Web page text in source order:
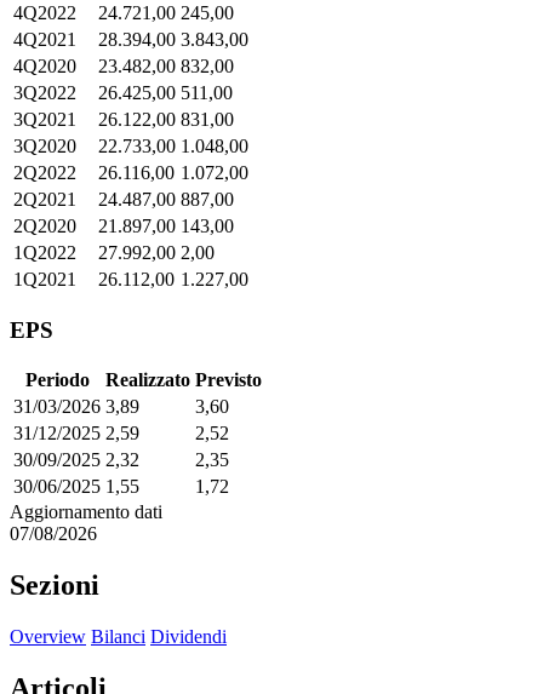
4Q2022
24.721,00 245,00
4Q2021
28.394,00 3.843,00
4Q2020
23.482,00 832,00
3Q2022
26.425,00 511,00
3Q2021
26.122,00 831,00
3Q2020
22.733,00 1.048,00
2Q2022
26.116,00 1.072,00
2Q2021
24.487,00 887,00
2Q2020
21.897,00 143,00
1Q2022
27.992,00 2,00
1Q2021
26.112,00 1.227,00
EPS
Periodo Realizzato Previsto
31/03/2026 3,89
3,60
31/12/2025 2,59
2,52
30/09/2025 2,32
2,35
30/06/2025 1,55
1,72
Aggiornamento dati
07/08/2026
Sezioni
Overview Bilanci Dividendi